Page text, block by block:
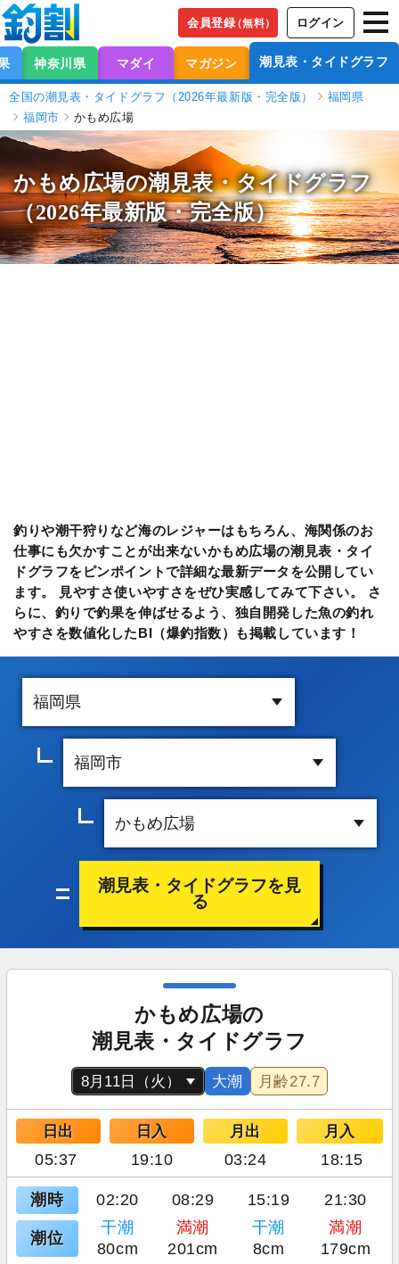
会員登録（無料） ログイン
神奈川県 マダイ マガジン 潮見表・タイドグラフ
全国の潮見表・タイドグラフ（2026年最新版・完全版）
福岡県
福岡市
かもめ広場
かもめ広場の潮見表・タイドグラフ
（2026年最新版・完全版）
釣りや潮干狩りなど海のレジャーはもちろん、海関係のお
仕事にも欠かすことが出来ないかもめ広場の潮見表・タイ
ドグラフをピンポイントで詳細な最新データを公開してい
ます。 見やすさ使いやすさをぜひ実感してみて下さい。 さ
らに、釣りで釣果を伸ばせるよう、独自開発した魚の釣れ
やすさを数値化したBI（爆釣指数）も掲載しています！
潮見表・タイドグラフを見
る
かもめ広場の
潮見表・タイドグラフ
大潮 月齢27.7
日出 日入 月出 月入
05:37 19:10 03:24 18:15
潮時 02:20 08:29 15:19 21:30
潮位
干潮 満潮 干潮
満潮
80cm
201cm 8cm 179cm